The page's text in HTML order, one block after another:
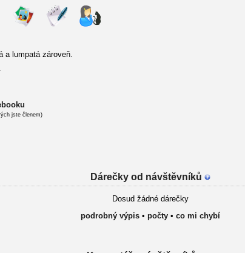
a lumpatá zároveň.
jste členem)
Dárečky od návštěvníků
Dosud žádné dárečky
podrobný výpis • počty • co mi chybí